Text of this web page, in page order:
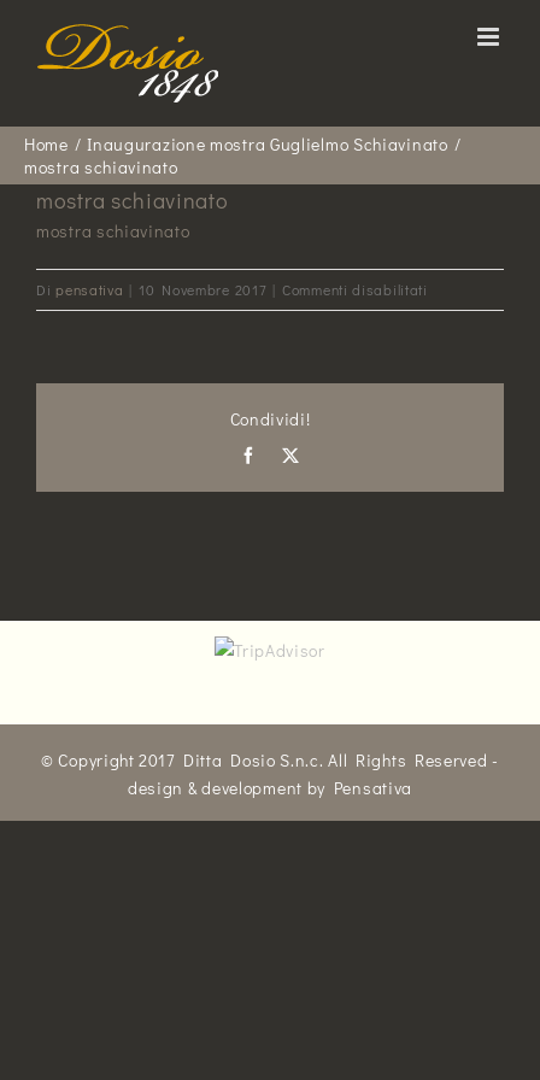
contenuto
Home
Inaugurazione mostra Guglielmo Schiavinato
mostra schiavinato
mostra schiavinato
mostra schiavinato
Di pensativa | 10 Novembre 2017 | Commenti disabilitati
mostra
Condividi!
Facebook
© Copyright 2017 Ditta Dosio S.n.c. All Rights Reserved -
design & development by Pensativa